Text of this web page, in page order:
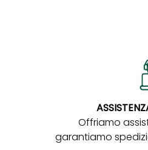
Offriamo
garantiamo